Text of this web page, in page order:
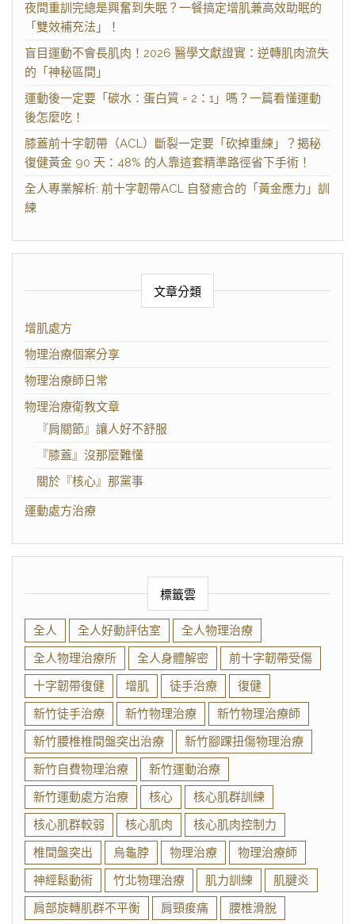
夜間重訓完總是興奮到失眠？一餐搞定增肌兼高效助眠的
「雙效補充法」！
盲目運動不會長肌肉！2026 醫學文獻證實：逆轉肌肉流失
的「神秘區間」
運動後一定要「碳水：蛋白質 = 2：1」嗎？一篇看懂運動
後怎麼吃！
膝蓋前十字韌帶（ACL）斷裂一定要「砍掉重練」？揭秘
復健黃金 90 天：48% 的人靠這套精準路徑省下手術！
全人專業解析: 前十字韌帶ACL 自發癒合的「黃金應力」訓
練
文章分類
增肌處方
物理治療個案分享
物理治療師日常
物理治療衛教文章
『肩關節』讓人好不舒服
『膝蓋』沒那麼難懂
關於『核心』那黨事
運動處方治療
標籤雲
全人 全人好動評估室
全人物理治療
全人物理治療所
全人身體解密
前十字韌帶受傷
十字韌帶復健
增肌 徒手治療
復健
新竹徒手治療
新竹物理治療
新竹物理治療師
新竹腰椎椎間盤突出治療
新竹腳踝扭傷物理治療
新竹自費物理治療
新竹運動治療
新竹運動處方治療
核心
核心肌群訓練
核心肌群較弱
核心肌肉
核心肌肉控制力
椎間盤突出
烏龜脖 物理治療
物理治療師
神經鬆動術
竹北物理治療 肌力訓練
肌腱炎
肩部旋轉肌群不平衡
肩頸痠痛 腰椎滑脫